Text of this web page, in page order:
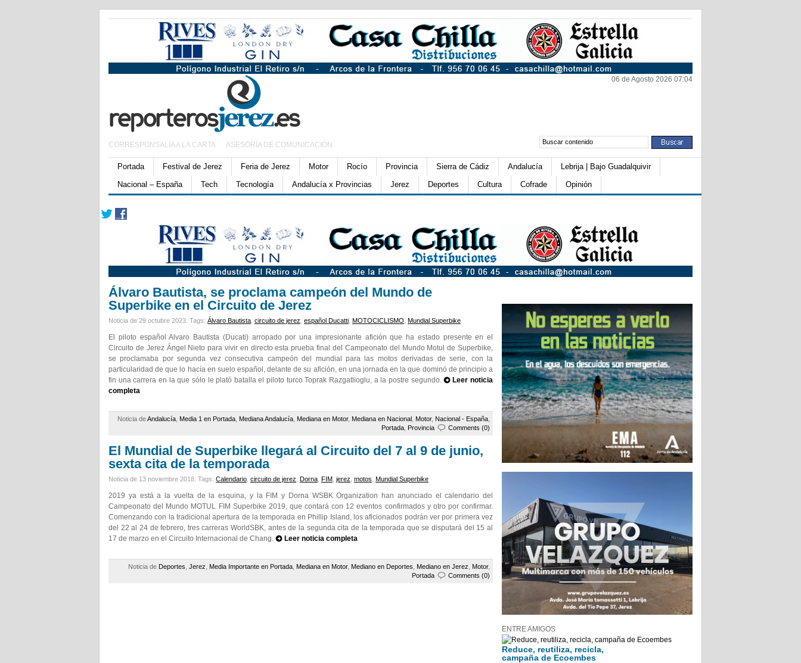
06 de Agosto 2026 07:04
CORRESPONSALÍA A LA CARTA ASESORÍA DE COMUNICACIÓN
Portada Festival de Jerez Feria de Jerez Motor Rocío Provincia Sierra de Cádiz Andalucía
Lebrija | Bajo Guadalquivir
Nacional – España
Tech Tecnología Andalucía x Provincias Jerez Deportes Cultura Cofrade Opinión
Álvaro Bautista, se proclama campeón del Mundo de
Superbike en el Circuito de Jerez
Noticia de 29 octubre 2023. Tags: Álvaro Bautista circuito de jerez español Ducatti MOTOCICLISMO Mundial Superbike
El piloto español Alvaro Bautista (Ducati) arropado por una impresionante afición que ha estado presente en el
Circuito de Jerez Ángel Nieto para vivir en directo esta prueba final del Campeonato del Mundo Motul de Superbike,
se proclamaba por segunda vez consecutiva campeón del mundial para las motos derivadas de serie, con la
particularidad de que lo hacía en suelo español, delante de su afición, en una jornada en la que dominó de principio a
fin una carrera en la que sólo le plató batalla el piloto turco Toprak Razgatlioglu, a la postre segundo.
Leer noticia
completa
Noticia deAndalucía Media 1 en Portada Mediana Andalucía Mediana en Motor, Mediana en Nacional Motor, Nacional - España
Portada Provincia Comments (0)
El Mundial de Superbike llegará al Circuito del 7 al 9 de junio,
sexta cita de la temporada
Noticia de 13 noviembre 2018. Tags: Calendario circuito de jerez Dorna FIM jerez motos Mundial Superbike
2019 ya está a la vuelta de la esquina, y la FIM y Dorna WSBK Organization han anunciado el calendario del
Campeonato del Mundo MOTUL FIM Superbike 2019, que contará con 12 eventos confirmados y otro por confirmar.
Comenzando con la tradicional apertura de la temporada en Phillip Island, los aficionados podrán ver por primera vez
del 22 al 24 de febrero, tres carreras WorldSBK, antes de la segunda cita de la temporada que se disputará del 15 al
17 de marzo en el Circuito Internacional de Chang.
Leer noticia completa
Noticia de Deportes Jerez Media Importante en Portada Mediana en Motor, Mediano en Deportes Mediano en Jerez Motor,
Portada
Comments (0)
ENTRE AMIGOS
Reduce, reutiliza, recicla,
campaña de Ecoembes